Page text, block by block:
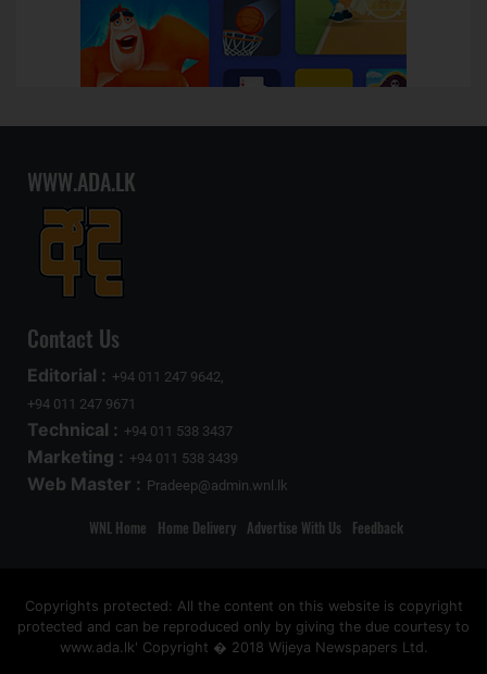
WWW.ADA.LK
Contact Us
Editorial : +94 011 247 9642,
+94 011 247 9671
Technical : +94 011 538 3437
Marketing : +94 011 538 3439
Web Master : Pradeep@admin.wnl.lk
WNL Home Home Delivery Advertise With Us Feedback
Copyrights protected: All the content on this website is copyright
protected and can be reproduced only by giving the due courtesy to
www.ada.lk' Copyright � 2018 Wijeya Newspapers Ltd.